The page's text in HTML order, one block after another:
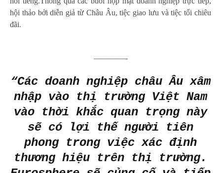
hội thảo bởi diễn giả từ Châu Âu, tiệc giao lưu và tiệc tối chiêu
đãi.
————-
“Các doanh nghiệp châu Âu xâm
nhập vào thị trường Việt Nam
vào thời khắc quan trọng này
sẽ có lợi thế người tiên
phong trong việc xác định
thương hiệu trên thị trường.